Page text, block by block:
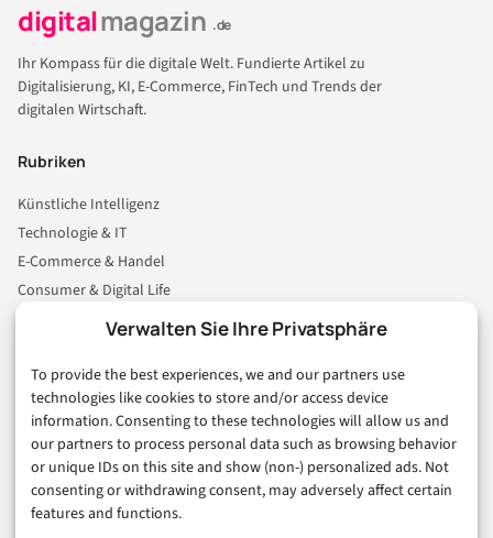
Verwalten Sie Ihre Privatsphäre
To provide the best experiences, we and our partners use
technologies like cookies to store and/or access device
information. Consenting to these technologies will allow us and
our partners to process personal data such as browsing behavior
or unique IDs on this site and show (non-) personalized ads. Not
consenting or withdrawing consent, may adversely affect certain
features and functions.
digitalmagazin .de
Ihr Kompass für die digitale Welt. Fundierte Artikel zu
Digitalisierung, KI, E-Commerce, FinTech und Trends der
digitalen Wirtschaft.
Rubriken
Künstliche Intelligenz
Technologie & IT
E-Commerce & Handel
Consumer & Digital Life
Business & Karriere
Sicherheit & Recht
Digitalisierung
Marketing
Magazin